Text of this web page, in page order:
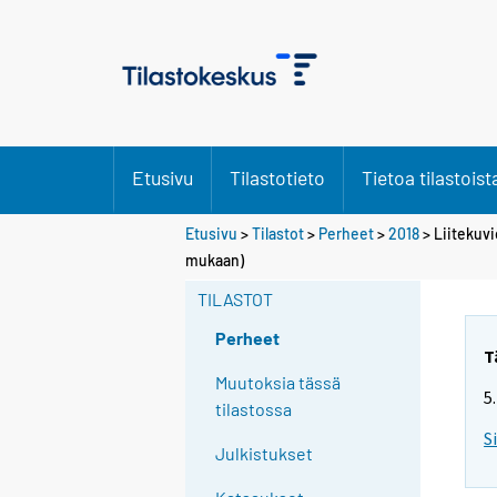
Etusivu Tilastotieto Tietoa
Etusivu >Tilastot> Perheet>2018>
mukaan)
TILASTOT
Perheet
Muutoksia tässä
tilastossa
Julkistukset